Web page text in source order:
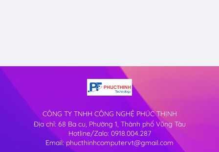
CÔNG TY TNHH CÔNG NGHỆ PHÚC THỊNH
Địa chỉ: 68 Ba cu, Phường 1, Thành phố Vũng Tàu
Hotline/Zalo: 0918.004.287
Email: phucthinhcomputervt@gmail.com